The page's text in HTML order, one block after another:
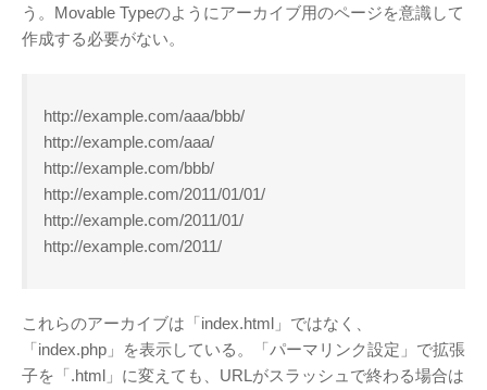
う。Movable Typeのようにアーカイブ用のページを意識して
作成する必要がない。
http://example.com/aaa/bbb/
http://example.com/aaa/
http://example.com/bbb/
http://example.com/2011/01/01/
http://example.com/2011/01/
http://example.com/2011/
これらのアーカイブは「index.html」ではなく、
「index.php」を表示している。「パーマリンク設定」で拡張
子を「.html」に変えても、URLがスラッシュで終わる場合は